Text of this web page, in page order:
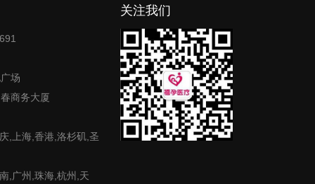
场
商务大厦
,上海,香港,洛杉矶,圣
,广州,珠海,杭州,天
关注我们